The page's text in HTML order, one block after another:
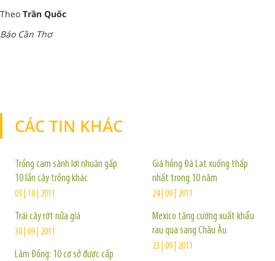
Theo Trần Quốc
Báo Cần Thơ
CÁC TIN KHÁC
Trồng cam sành lợi nhuận gấp
10 lần cây trồng khác
03 | 10 | 2011
Trái cây rớt nửa giá
30 | 09 | 2011
Lâm Đồng: 10 cơ sở được cấp
Giá hồng Đà Lạt xuống thấp
nhất trong 10 năm
24 | 09 | 2011
Mexico tăng cường xuất khẩu
rau qua sang Châu Âu
23 | 09 | 2011